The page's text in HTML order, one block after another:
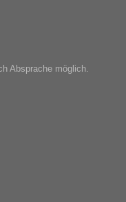
Absprache möglich.